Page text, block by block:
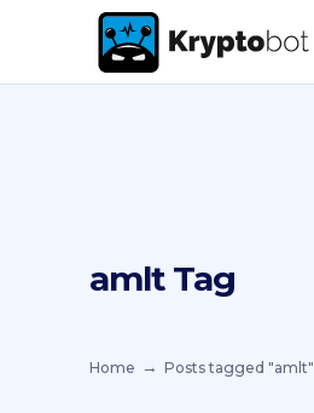
amlt Tag
Home Posts tagged "amlt"